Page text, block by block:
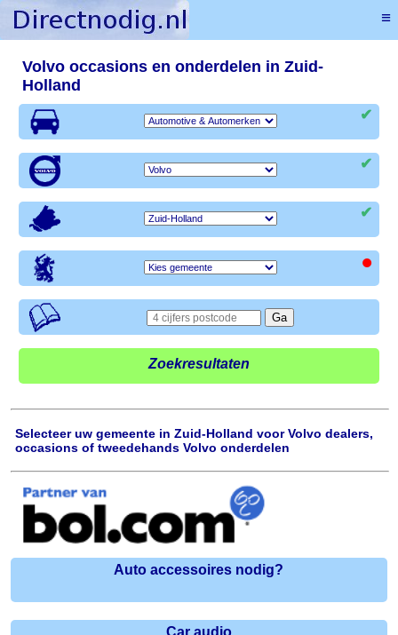
Volvo occasions en onderdelen in Zuid-
Holland
✔
✔
✔
•
Zoekresultaten
Selecteer uw gemeente in Zuid-Holland voor Volvo dealers,
occasions of tweedehands Volvo onderdelen
Auto accessoires nodig?
Car audio
≡